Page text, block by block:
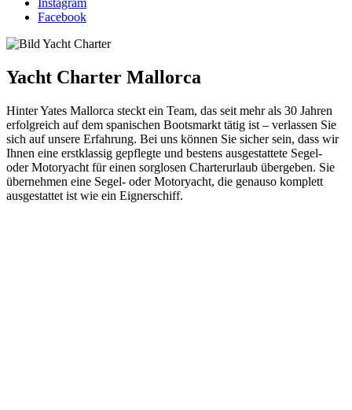
Instagram
Facebook
Yacht Charter Mallorca
Hinter Yates Mallorca steckt ein Team, das seit mehr als 30 Jahren
erfolgreich auf dem spanischen Bootsmarkt tätig ist – verlassen Sie
sich auf unsere Erfahrung. Bei uns können Sie sicher sein, dass wir
Ihnen eine erstklassig gepflegte und bestens ausgestattete Segel-
oder Motoryacht für einen sorglosen Charterurlaub übergeben. Sie
übernehmen eine Segel- oder Motoryacht, die genauso komplett
ausgestattet ist wie ein Eignerschiff.